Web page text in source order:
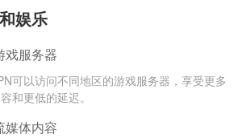
娱乐
戏服务器
可以访问不同地区的游戏服务器，享受更多
和更低的延迟。
媒体内容